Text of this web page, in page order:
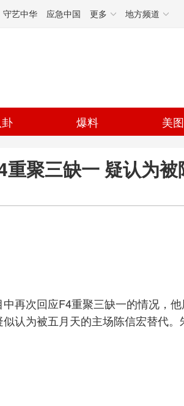
守艺中华 应急中国 更多 地方频道
爆料 美图
聚三缺一 疑认为
再次回应F4重聚三缺一的情况，
认为被五月天的主场陈信宏替代